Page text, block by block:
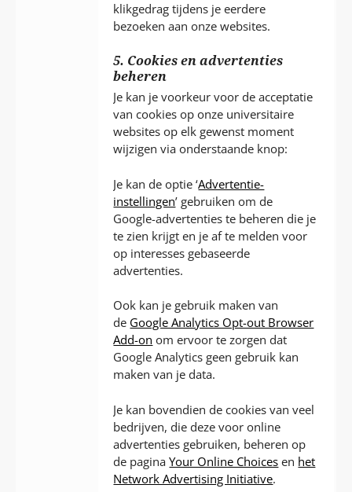
klikgedrag tijdens je eerdere
bezoeken aan onze websites.
5. Cookies en advertenties
beheren
Je kan je voorkeur voor de acceptatie
van cookies op onze universitaire
websites op elk gewenst moment
wijzigen via onderstaande knop:
Je kan de optie ‘Advertentie-
instellingen’ gebruiken om de
Google-advertenties te beheren die je
te zien krijgt en je af te melden voor
op interesses gebaseerde
advertenties.
Ook kan je gebruik maken van
de Google Analytics Opt-out Browser
Add-on om ervoor te zorgen dat
Google Analytics geen gebruik kan
maken van je data.
Je kan bovendien de cookies van veel
bedrijven, die deze voor online
advertenties gebruiken, beheren op
de paginaYour Online Choices en het
Network Advertising Initiative.